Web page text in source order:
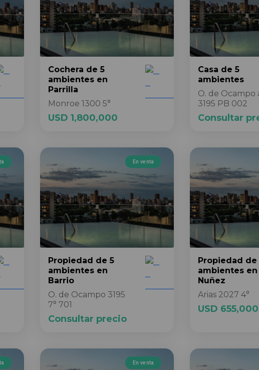
Cochera de 5
ambientes en
Parrilla
Monroe 1300 5°
USD 1,800,000
Casa de 5
ambientes
O. de Ocampo
3195 PB 002
Consultar
En venta
Propiedad de 5
ambientes en
Barrio
O. de Ocampo 3195
7° 701
Consultar precio
Propiedad de
ambientes en
Nuñez
Arias 2027 4°
USD 655,000
En venta